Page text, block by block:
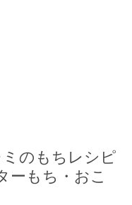
ミのもちレシピ
ーもち・おこ